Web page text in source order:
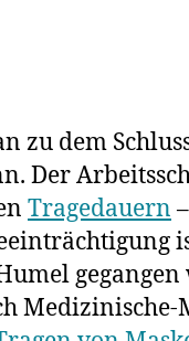
dem
Der
Tragedauern
Medizinische-